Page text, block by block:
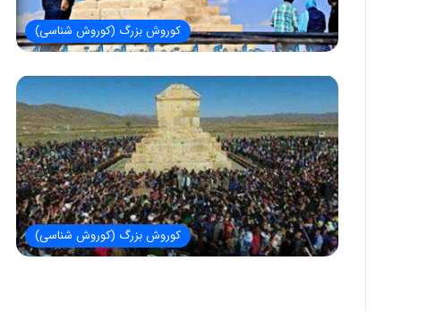
کوروش بزرگ (کوروش شناسی)
کوروش بزرگ (کوروش شناسی)